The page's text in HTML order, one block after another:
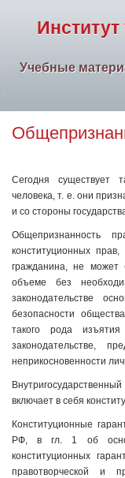
Учебные
Сегодня существует
человека, т. е. они
и со стороны
Общепризнанность
конституционных
гражданина, не может
объеме без
законодательстве
безопасности
такого рода
законодательстве,
неприкосновенности
включает в себя
Конституционные
РФ, в гл. 1 об
конституционных
правотворческой и